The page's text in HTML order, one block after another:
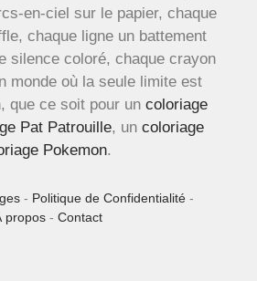
en-ciel sur le papier, chaque
chaque ligne un battement
silence coloré, chaque crayon
monde où la seule limite est
que ce soit pour un coloriage
Pat Patrouille, un coloriage
Pokemon.
- Politique de Confidentialité -
propos - Contact